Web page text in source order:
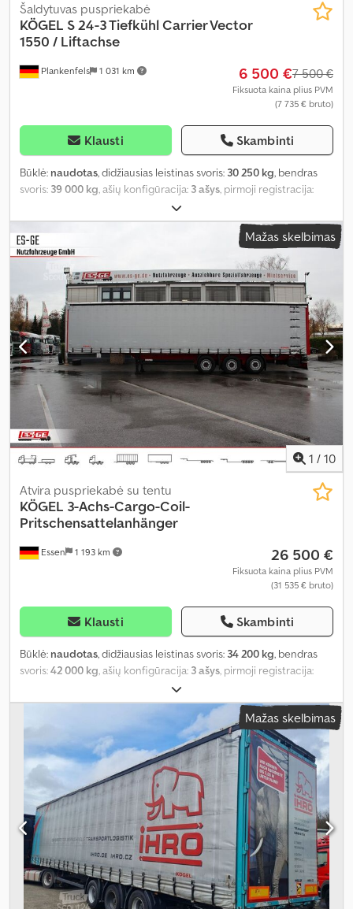
Plankenfels 1 031 km
Šaldytuvas puspriekabė
KÖGEL S 24-3 Tiefkühl Carrier Vector
1550 / Liftachse
6 500 €7 500 €
Fiksuota kaina plius PVM
(7 735 € bruto)
Klausti Skambinti
Būklė: naudotas, didžiausias leistinas svoris: 30 250 kg, bendras
svoris: 39 000 kg, ašių konfigūracija: 3 ašys, pirmoji registracija:
04/2025
mm, krovinių skyriaus plotis:2 460 mm, krovos erdvės aukštis:
2 650 mm
Mažas skelbimas
1 / 10
Essen 1 193 km
Atvira puspriekabė su tentu
KÖGEL 3-Achs-Cargo-Coil-
Pritschensattelanhänger
26 500 €
Fiksuota kaina plius PVM
(31 535 € bruto)
Klausti Skambinti
Būklė: naudotas, didžiausias leistinas svoris: 34 200 kg, bendras
svoris:42 000 kg, ašių konfigūracija: 3 ašys, pirmoji registracija:
06/2027
Mažas skelbimas